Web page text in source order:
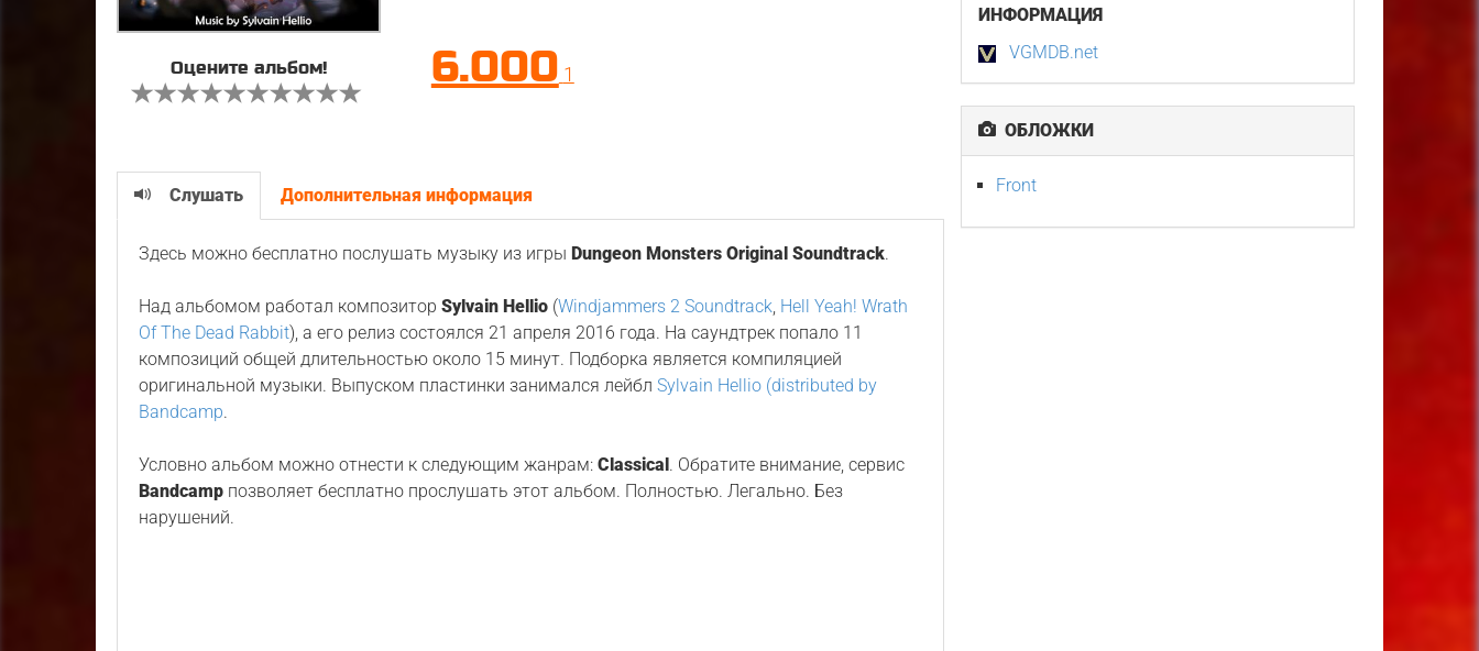
Оцените альбом! 6.000 1
Слушать Дополнительная информация
Здесь можно бесплатно послушать музыку из игры Dungeon Monsters Original Soundtrack.
Над альбомом работал композиторSylvain Hellio (Windjammers 2 Soundtrack, Hell Yeah! Wrath
Of The Dead Rabbit), а его релиз состоялся 21 апреля 2016 года. На саундтрек попало 11
композиций общей длительностью около 15 минут. Подборка является компиляцией
оригинальной музыки. Выпуском пластинки занимался лейблSylvain Hellio (distributed by
Bandcamp.
Условно альбом можно отнести к следующим жанрам:Classical . Обратите внимание, сервис
Bandcamp позволяет бесплатно прослушать этот альбом. Полностью. Легально. Без
нарушений.
ИНФОРМАЦИЯ
VGMDB.net
ОБЛОЖКИ
Front